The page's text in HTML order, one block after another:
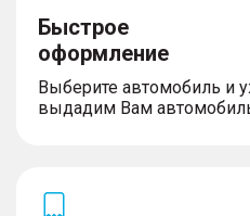
Быстрое
оформление
Выберите автомобиль и
выдадим Вам